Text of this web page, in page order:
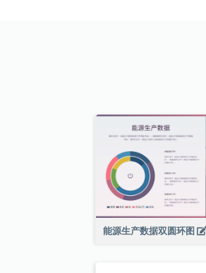
能源生产数据双圆环图